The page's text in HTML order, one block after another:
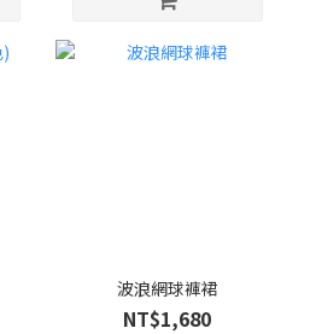
波浪網球褲裙
NT$1,680